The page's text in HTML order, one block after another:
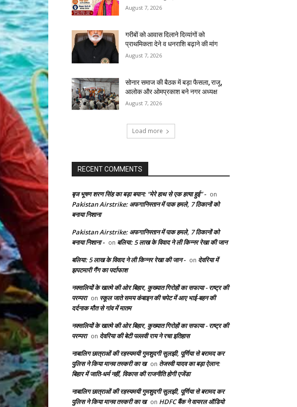
August 7, 2026
गरीबों को आवास दिलाने दिव्यांगों को
प्राथमिकता देने व धनराशि बढ़ाने की मांग
August 7, 2026
सोनार समाज की बैठक में बड़ा फैसला, राजू,
आलोक और ओमप्रकाश बने नगर अध्यक्ष
August 7, 2026
Load more
RECENT COMMENTS
बृज भूषण शरण सिंह का बड़ा बयान: “मेरे हाथ से एक हत्या हुई” - on
Pakistan Airstrike: अफगानिस्तान में पाक हमले, 7 ठिकानों को
बनाया निशाना
Pakistan Airstrike: अफगानिस्तान में पाक हमले, 7 ठिकानों को
बनाया निशाना - on बलिया: 5 लाख के विवाद ने ली किन्नर रेखा की जान
बलिया: 5 लाख के विवाद ने ली किन्नर रेखा की जान - on देवरिया में
झपटमारी गैंग का पर्दाफाश
नक्सलियों के खात्मे की ओर बिहार, कुख्यात गिरोहों का सफाया - राष्ट्र की
परम्परा on स्कूल जाते समय कंबाइन की चपेट में आए भाई-बहन की
दर्दनाक मौत से गांव में मातम
नक्सलियों के खात्मे की ओर बिहार, कुख्यात गिरोहों का सफाया - राष्ट्र की
परम्परा on देवरिया की बेटी पल्लवी राय ने रचा इतिहास
नाबालिग छात्राओं की रहस्यमयी गुमशुदगी सुलझी, पूर्णिया से बरामद कर
पुलिस ने किया मानव तस्करी का ख on तेजस्वी यादव का बड़ा ऐलान:
बिहार में जाति-धर्म नहीं, विकास की राजनीति होगी एजेंडा
नाबालिग छात्राओं की रहस्यमयी गुमशुदगी सुलझी, पूर्णिया से बरामद कर
पुलिस ने किया मानव तस्करी का ख on HDFC बैंक ने वायरल ऑडियो